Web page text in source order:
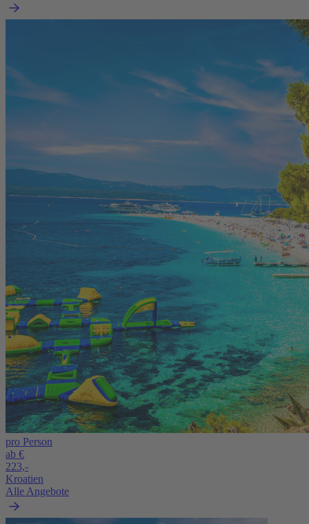
pro Person
ab €
223,-
Kroatien
Alle Angebote